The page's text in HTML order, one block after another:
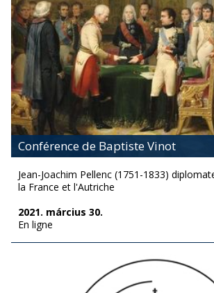
Conférence de Baptiste Vinot
Jean-Joachim Pellenc (1751-1833)
la France et l'Autriche
2021. március 30.
En ligne